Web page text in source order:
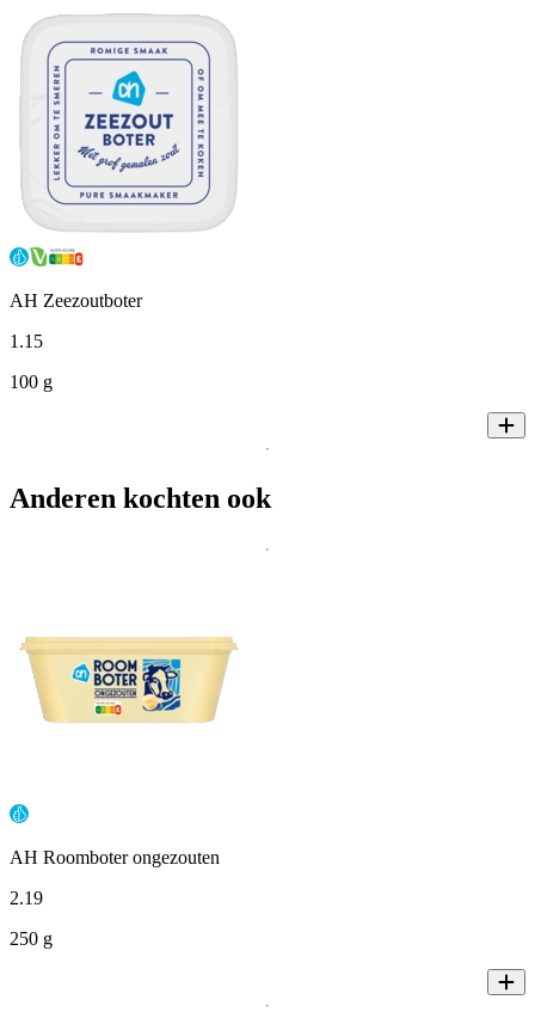
AH Zeezoutboter
1 .15
100 g
Anderen kochten ook
AH Roomboter ongezouten
2.19
250 g